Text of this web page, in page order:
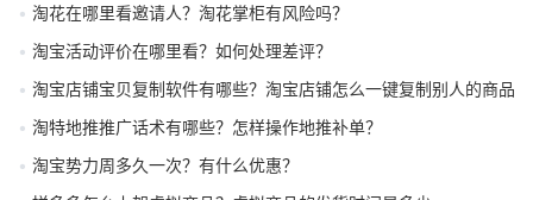
淘花在哪里看邀请人？淘花掌柜有风险吗？
淘宝活动评价在哪里看？如何处理差评？
淘宝店铺宝贝复制软件有哪些？淘宝店铺怎么一键复制别人的商品
淘特地推推广话术有哪些？怎样操作地推补单？
淘宝势力周多久一次？有什么优惠？